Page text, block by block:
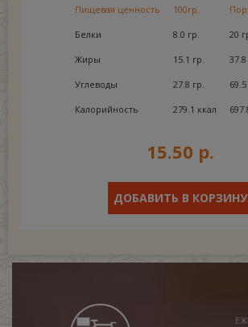
Пищевая ценность 100гр.
Белки 8.0 гр. 20
Жиры 15.1 гр. 37.8
Углеводы 27.8 гр.
Калорийность 279.1 ккал
15.50 р.
ДОБАВИТЬ В КОРЗИНУ